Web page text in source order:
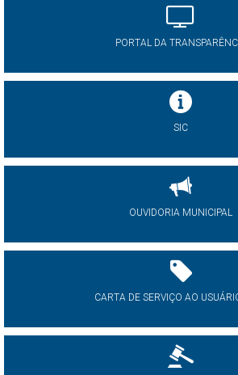
PORTAL DA
SIC
OUVIDORIA MUNICIPAL
CARTA DE SERVIÇO AO